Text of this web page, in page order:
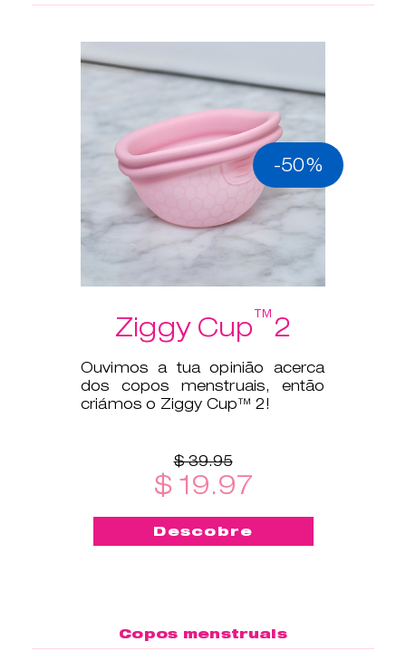
-50%
Ziggy Cup™2
Ouvimos a tua opinião acerca
dos copos menstruais, então
criámos o Ziggy Cup™ 2!
$ 39.95
$ 19.97
Descobre
Copos menstruais